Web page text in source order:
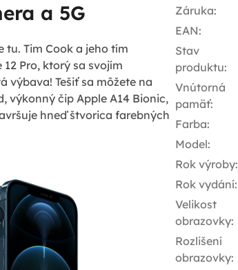
a 5G
tu. Tim Cook a jeho tím
Pro, ktorý sa svojím
výbava! Tešiť sa môžete na
výkonný čip Apple A14 Bionic,
hneď štvorica farebných
Záruka:
EAN:
Stav
produktu:
Vnútorná
pamäť:
Farba:
Model:
Rok výroby:
Rok vydání:
Velikost
obrazovky:
Rozlišení
obrazovky: